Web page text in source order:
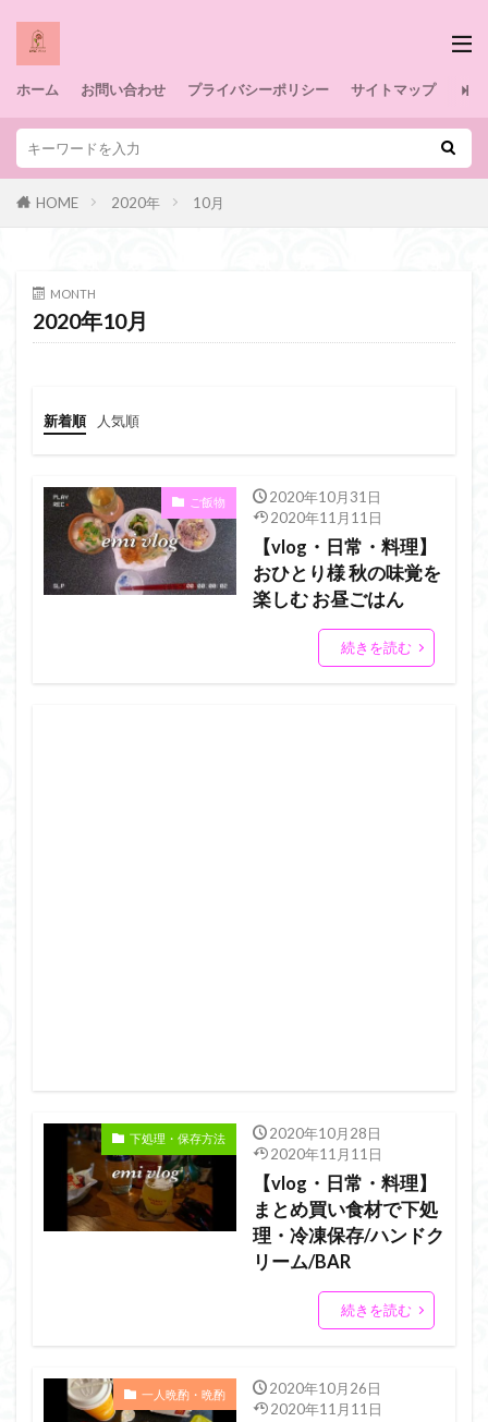
ホーム お問い合わせ プライバシーポリシー サイトマップ
HOME 2020年 10月
MONTH
2020年10月
新着順 人気順
ご飯物
2020年10月31日
2020年11月11日
【vlog・日常・料理】
おひとり様 秋の味覚を
楽しむ お昼ごはん
続きを読む
下処理・保存方法
2020年10月28日
2020年11月11日
【vlog・日常・料理】
まとめ買い食材で下処
理・冷凍保存/ハンドク
リーム/BAR
続きを読む
一人晩酌・晩酌
2020年10月26日
2020年11月11日